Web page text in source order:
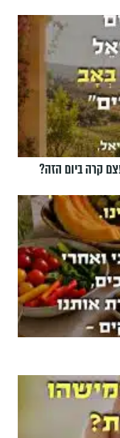
קרה ביום הזה?